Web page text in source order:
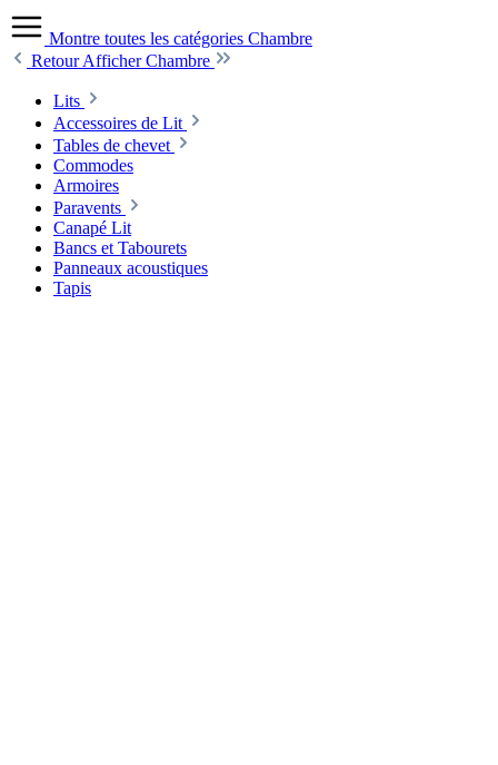
Montre toutes les catégories Chambre
RetourAfficher Chambre
Lits
Accessoires de Lit
Tables de chevet
Commodes
Armoires
Paravents
Canapé Lit
Bancs et Tabourets
Panneaux acoustiques
Tapis